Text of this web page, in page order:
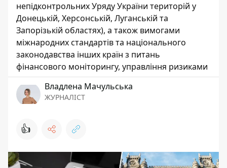
непідконтрольних Уряду України територій у
Донецькій, Херсонській, Луганській та
Запорізькій областях), а також вимогами
міжнародних стандартів та національного
законодавства інших країн з питань
фінансового моніторингу, управління ризиками
Владлена Мачульська
ЖУРНАЛІСТ
👍